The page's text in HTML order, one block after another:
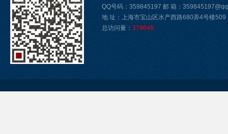
QQ号码：359845197 邮 箱：
地 址：上海市宝山区水产西路680弄4号楼509
总访问量： 379646